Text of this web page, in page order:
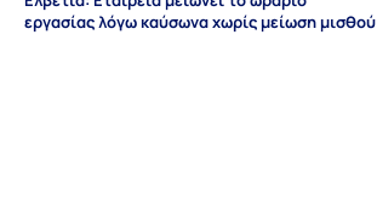
εργασίας λόγω καύσωνα χωρίς μείωση μισθού